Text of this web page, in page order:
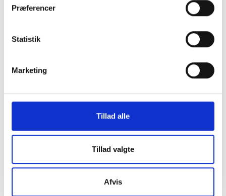
Præferencer
Statistik
Marketing
Tillad alle
Tillad valgte
Afvis
14. august 2025
06. juni 2025
slutkunder og slutbrugere om energiforbrug